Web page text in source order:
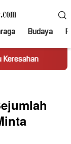
Budaya
Truk Miring